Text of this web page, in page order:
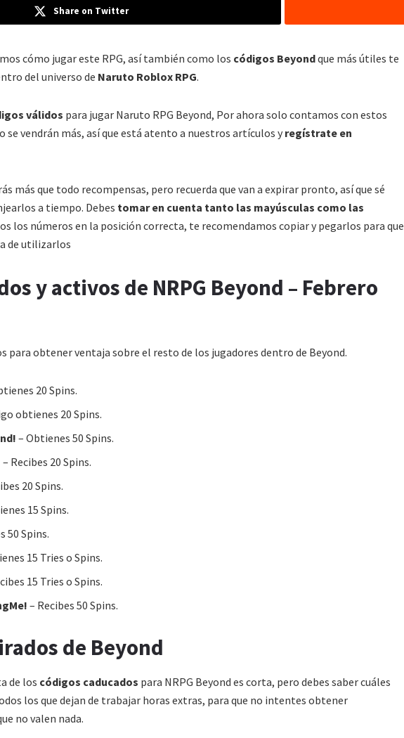
Share on Twitter
cómo jugar este RPG, así también como los códigos Beyondque más útiles te
del universo de Naruto Roblox RPG.
válidos para jugar Naruto RPG Beyond, Por ahora solo contamos con estos
se vendrán más, así que está atento a nuestros artículos y regístrate en
más que todo recompensas, pero recuerda que van a expirar pronto, así que sé
a tiempo. Debes tomar en cuenta tanto las mayúsculas como las
los números en la posición correcta, te recomendamos copiar y pegarlos para que
de utilizarlos
y activos de NRPG Beyond – Febrero
para obtener ventaja sobre el resto de los jugadores dentro de Beyond.
20 Spins.
obtienes 20 Spins.
– Obtienes 50 Spins.
– Recibes 20 Spins.
20 Spins.
15 Spins.
50 Spins.
15 Tries o Spins.
15 Tries o Spins.
– Recibes 50 Spins.
de Beyond
de los códigos caducados para NRPG Beyond es corta, pero debes saber cuáles
los que dejan de trabajar horas extras, para que no intentes obtener
no valen nada.